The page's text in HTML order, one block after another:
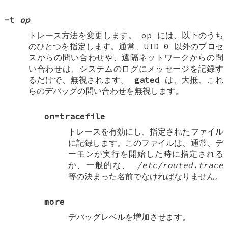
-t op
トレース方法を変更します。op には、以下のうち
のひとつを指定します。通常、UID 0 以外のプロセ
スからの問い合わせや、遠隔ネットワークからの問
い合わせは、システムのログにメッセージを記録す
るだけで、無視されます。 gated は、大抵、これ
らのデバッグの問い合わせを無視します。
on=tracefile
トレースを有効にし、指定されたファイル
に記録します。このファイルは、通常、デ
ーモンが実行を開始した時に指定される
か、一般的な、
/etc/routed.trace
等の決まった名前でなければなりません。
more
デバッグレベルを増加させます。